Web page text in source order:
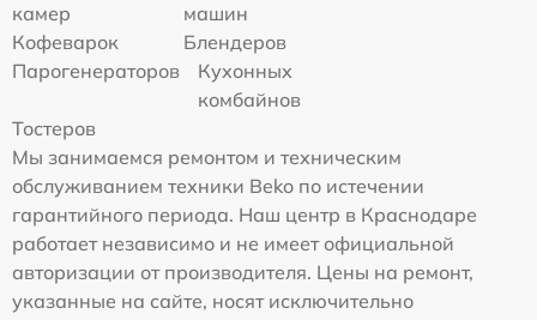
камер
машин
Кофеварок
Блендеров
Парогенераторов
Кухонных
комбайнов
Тостеров
Мы занимаемся ремонтом и техническим
обслуживанием техники Beko по истечении
гарантийного периода. Наш центр в Краснодаре
работает независимо и не имеет официальной
авторизации от производителя. Цены на ремонт,
указанные на сайте, носят исключительно